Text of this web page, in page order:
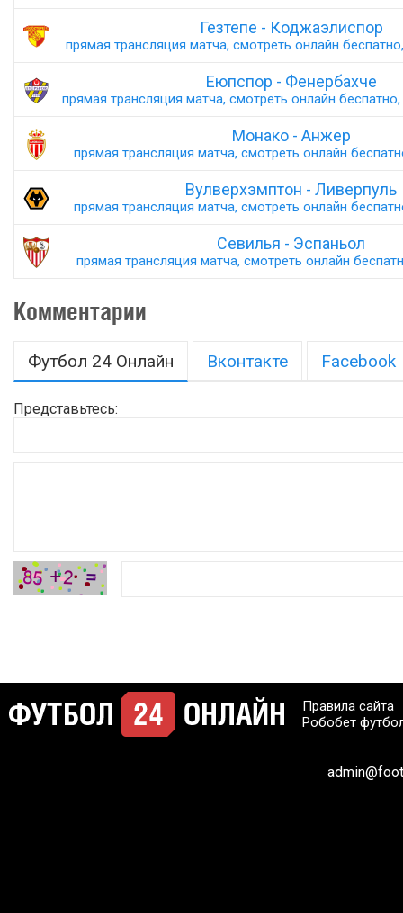
Гезтепе - Коджаэлиспор
прямая трансляция матча, смотреть онлайн
Еюпспор - Фенербахче
прямая трансляция матча, смотреть онлайн
Монако - Анжер
прямая трансляция матча, смотреть онлайн
Вулверхэмптон - Ливерпуль
прямая трансляция матча, смотреть онлайн
Севилья - Эспаньол
прямая трансляция матча, смотреть онлайн
Комментарии
Футбол 24 Онлайн Вконтакте Facebook
Представьтесь:
Правила сайта
Робобет